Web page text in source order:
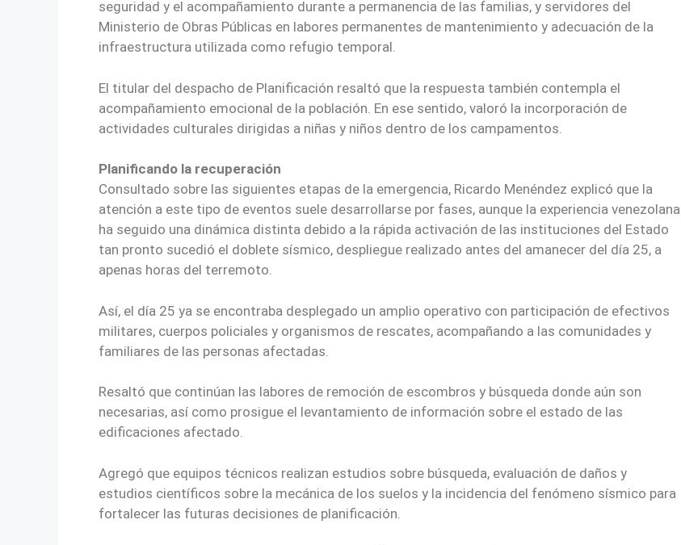
seguridad y el acompañamiento durante a permanencia de las familias, y servidores del
Ministerio de Obras Públicas en labores permanentes de mantenimiento y adecuación de la
infraestructura utilizada como refugio temporal.
El titular del despacho de Planificación resaltó que la respuesta también contempla el
acompañamiento emocional de la población. En ese sentido, valoró la incorporación de
actividades culturales dirigidas a niñas y niños dentro de los campamentos.
Planificando la recuperación
Consultado sobre las siguientes etapas de la emergencia, Ricardo Menéndez explicó que la
atención a este tipo de eventos suele desarrollarse por fases, aunque la experiencia venezolana
ha seguido una dinámica distinta debido a la rápida activación de las instituciones del Estado
tan pronto sucedió el doblete sísmico, despliegue realizado antes del amanecer del día 25, a
apenas horas del terremoto.
Así, el día 25 ya se encontraba desplegado un amplio operativo con participación de efectivos
militares, cuerpos policiales y organismos de rescates, acompañando a las comunidades y
familiares de las personas afectadas.
Resaltó que continúan las labores de remoción de escombros y búsqueda donde aún son
necesarias, así como prosigue el levantamiento de información sobre el estado de las
edificaciones afectado.
Agregó que equipos técnicos realizan estudios sobre búsqueda, evaluación de daños y
estudios científicos sobre la mecánica de los suelos y la incidencia del fenómeno sísmico para
fortalecer las futuras decisiones de planificación.